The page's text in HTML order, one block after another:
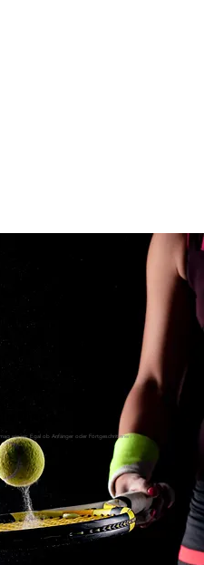
Ding?
wie wir. Egal ob Anfänger oder Fortgeschrittener!